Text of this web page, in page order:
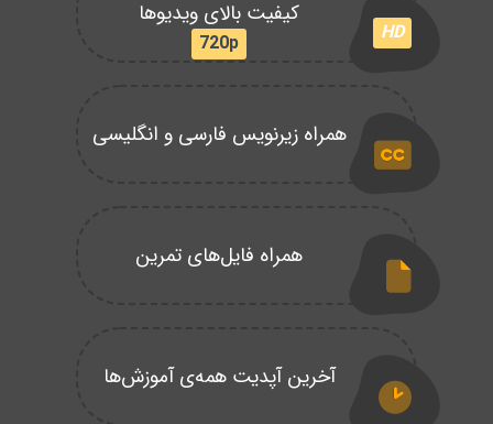
HD
کیفیت بالای ویدیوها
720p
همراه زیرنویس فارسی و انگلیسی
همراه فایل‌های تمرین
آخرین آپدیت همه‌ی آموزش‌ها